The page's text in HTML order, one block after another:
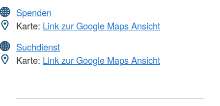
Spenden
Karte: Link zur Google Maps Ansicht
Suchdienst
Karte: Link zur Google Maps Ansicht